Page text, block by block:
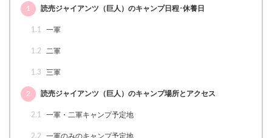
1 読売ジャイアンツ（巨人）のキャンプ日程･休養日
1.1 一軍
1.2 二軍
1.3 三軍
2 読売ジャイアンツ（巨人）のキャンプ場所とアクセス
2.1 一軍・二軍キャンプ予定地
2.2 一軍のみのキャンプ予定地